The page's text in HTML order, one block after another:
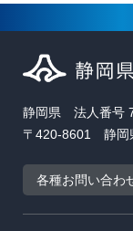
静岡県 法人番号
〒420-8601 静岡
各種お問い合わ